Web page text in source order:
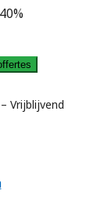
Vrijblijvend